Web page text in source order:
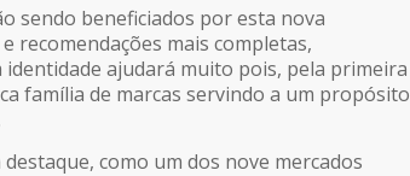
sendo beneficiados por esta nova
recomendações mais completas,
identidade ajudará muito pois, pela primeira
família de marcas servindo a um propósito
como um dos nove mercados